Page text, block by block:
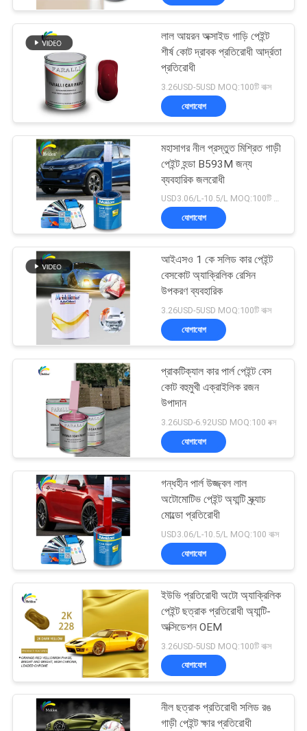
মান
নিয়ন্ত্রণ
আমাদের
সাথে
যোগাযোগ
উদ্ধৃতির
জন্য
আবেদন
সাইট
গোপনীয়তা
গাড়ির পেইন্ট টপ কোট
105
অটো পলিস্টার পিট্টি
12
কার পার্ল পেইন্ট
37
ধাতব সিলভার কার পেইন্ট
গাড়ী পরিষ্কার কোট বার্নিশ
26
লাল আয়রন অক্সাইড গাড়ি পেইন্ট
শীর্ষ কোট দ্রাবক প্রতিরোধী আর্দ্রতা
প্রতিরোধী
3.26USD-5USD MOQ:100টি বাক্স
যোগাযোগ
মহাসাগর নীল প্রস্তুত মিশ্রিত গাড়ী
পেইন্ট হন্ডা B593M জন্য
ব্যবহারিক জলরোধী
USD3.06/L-10.5/L MOQ:100টি বাক্স
যোগাযোগ
আইএসও 1 কে সলিড কার পেইন্ট
বেসকোট অ্যাক্রিলিক রেসিন
উপকরণ ব্যবহারিক
3.26USD-5USD MOQ:100টি বাক্স
যোগাযোগ
প্রাকটিক্যাল কার পার্ল পেইন্ট বেস
কোট বহুমুখী এক্রাইলিক রজন
উপাদান
3.26USD-6.92USD MOQ:100 বক্স
যোগাযোগ
গন্ধহীন পার্ল উজ্জ্বল লাল
অটোমোটিভ পেইন্ট অ্যান্টি স্ক্র্যাচ
মোল্ডো প্রতিরোধী
USD3.06/L-10.5/L MOQ:100 বাক্স
যোগাযোগ
ইউভি প্রতিরোধী অটো অ্যাক্রিলিক
পেইন্ট ছত্রাক প্রতিরোধী অ্যান্টি-
অক্সিডেশন OEM
3.26USD-5USD MOQ:100টি বাক্স
যোগাযোগ
নীল ছত্রাক প্রতিরোধী সলিড রঙ
গাড়ী পেইন্ট ক্ষার প্রতিরোধী